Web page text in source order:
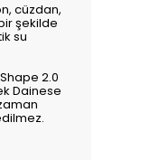
cüzdan,
şekilde
su
2.0
Dainese